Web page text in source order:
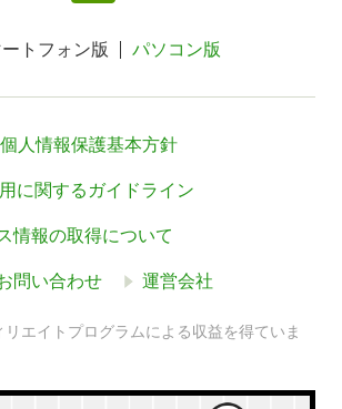
トフォン版 パソコン版
個人情報保護基本方針
に関するガイドライン
情報の取得について
問い合わせ 運営会社
エイトプログラムによる収益を得ていま